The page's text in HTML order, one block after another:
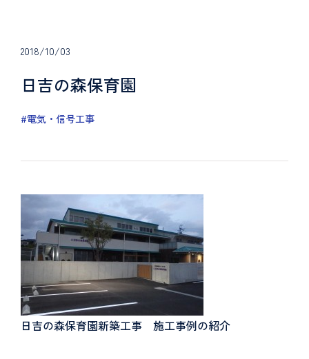
2018/10/03
日吉の森保育園
#電気・信号工事
日吉の森保育園新築工事 施工事例の紹介